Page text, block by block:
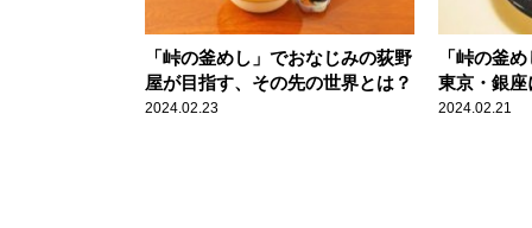
「峠の釜めし」でおなじみの荻野
屋が目指す、その先の世界とは？
2024.02.23
「峠の釜
東京・銀
2024.02.21